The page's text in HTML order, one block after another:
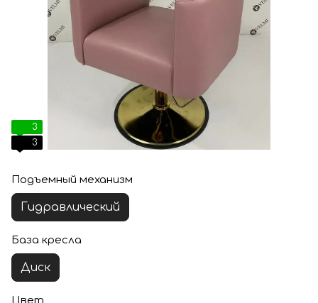
3
3
Подъемный механизм
Гидравлический
База кресла
Диск
Цвет